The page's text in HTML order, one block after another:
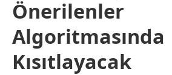
Önerilenler
Algoritmasında
Kısıtlayacak